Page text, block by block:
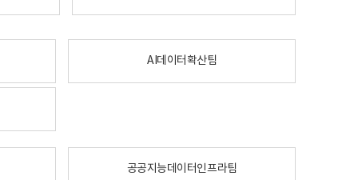
AI데이터확산팀
공공지능데이터인프라팀